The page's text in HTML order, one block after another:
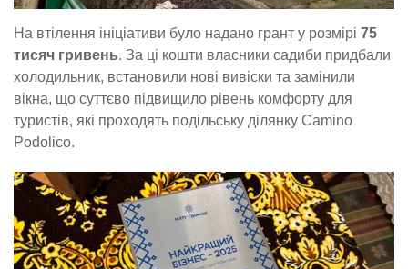
На втілення ініціативи було надано грант у розмірі 75
тисяч гривень. За ці кошти власники садиби придбали
холодильник, встановили нові вивіски та замінили
вікна, що суттєво підвищило рівень комфорту для
туристів, які проходять подільську ділянку Camino
Podolico.